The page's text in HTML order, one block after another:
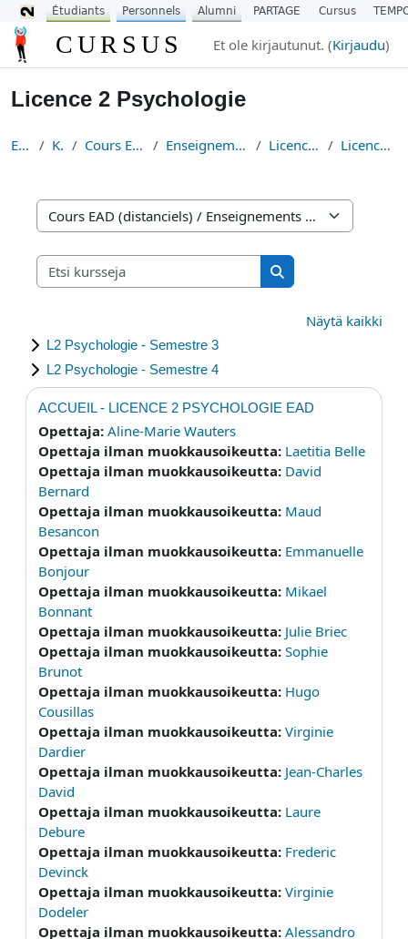
Siirry pääsisältöönCURSUS Et ole kirjautunut. (Kirjaudu)
Licence 2 Psychologie
Etusivu Kurssit Cours EAD (distanciels) Enseignements Fondamentaux Licence Psychologie Licence 2 Psychologie
Kurssikategoriat
Etsi kursseja
Etsi kursseja
Näytä kaikki
L2 Psychologie - Semestre 3
L2 Psychologie - Semestre 4
ACCUEIL - LICENCE 2 PSYCHOLOGIE EAD
Opettaja: Aline-Marie Wauters
Opettaja ilman muokkausoikeutta: Laetitia Belle
Opettaja ilman muokkausoikeutta: David
Bernard
Opettaja ilman muokkausoikeutta: Maud
Besancon
Opettaja ilman muokkausoikeutta: Emmanuelle
Bonjour
Opettaja ilman muokkausoikeutta: Mikael
Bonnant
Opettaja ilman muokkausoikeutta: Julie Briec
Opettaja ilman muokkausoikeutta: Sophie
Brunot
Opettaja ilman muokkausoikeutta: Hugo
Cousillas
Opettaja ilman muokkausoikeutta: Virginie
Dardier
Opettaja ilman muokkausoikeutta: Jean-Charles
David
Opettaja ilman muokkausoikeutta: Laure
Debure
Opettaja ilman muokkausoikeutta: Frederic
Devinck
Opettaja ilman muokkausoikeutta: Virginie
Dodeler
Opettaja ilman muokkausoikeutta: Alessandro
Étudiants Personnels Alumni PARTAGE Cursus